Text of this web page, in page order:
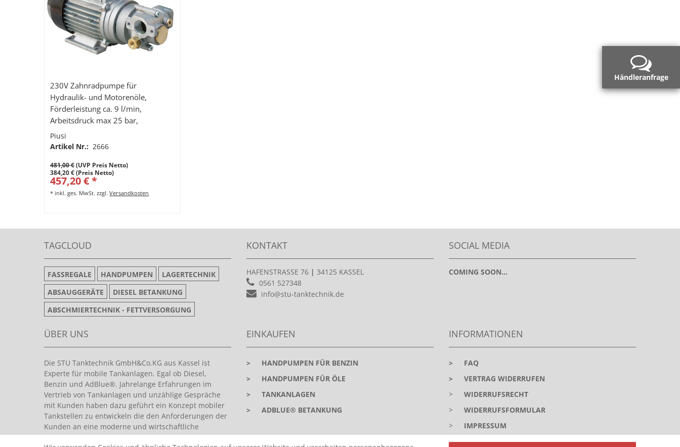
Händleranfrage
230V Zahnradpumpe für
Hydraulik- und Motorenöle,
Förderleistung ca. 9 l/min,
Arbeitsdruck max 25 bar,
selbstansaugend, BypassVentil
Piusi
Artikel Nr.: 2666
481,00 €(UVP Preis Netto)
384,20 € (Preis Netto)
457,20 € *
* inkl. ges. MwSt. zzgl.Versandkosten
TAGCLOUD
FASSREGALE HANDPUMPEN
LAGERTECHNIK
ABSAUGGERÄTE
DIESEL BETANKUNG
ABSCHMIERTECHNIK - FETTVERSORGUNG
KONTAKT
HAFENSTRASSE 76 | 34125 KASSEL
0561 527348
info@stu-tanktechnik.de
SOCIAL MEDIA
COMING SOON...
ÜBER UNS
Die STU Tanktechnik GmbH&Co.KG aus Kassel ist
Experte für mobile Tankanlagen. Egal ob Diesel,
Benzin und AdBlue®. Jahrelange Erfahrungen im
Vertrieb von Tankanlagen und unzählige Gespräche
mit Kunden haben dazu geführt ein Konzept mobiler
Tankstellen zu entwickeln die den Anforderungen der
Kunden an eine moderne und wirtschaftliche
Tankanlage entsprechen.
EINKAUFEN
>
HANDPUMPEN FÜR BENZIN
>
HANDPUMPEN FÜR ÖLE
>
TANKANLAGEN
>
ADBLUE® BETANKUNG
INFORMATIONEN
>
FAQ
>
VERTRAG WIDERRUFEN
>
WIDERRUFSRECHT
>
WIDERRUFSFORMULAR
>
IMPRESSUM
>
DATENSCHUTZERKLÄRUNG